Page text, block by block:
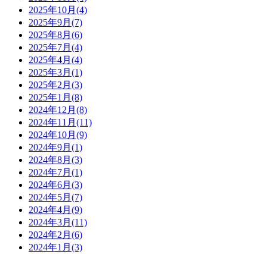
2025年10月(4)
2025年9月(7)
2025年8月(6)
2025年7月(4)
2025年4月(4)
2025年3月(1)
2025年2月(3)
2025年1月(8)
2024年12月(8)
2024年11月(11)
2024年10月(9)
2024年9月(1)
2024年8月(3)
2024年7月(1)
2024年6月(3)
2024年5月(7)
2024年4月(9)
2024年3月(11)
2024年2月(6)
2024年1月(3)